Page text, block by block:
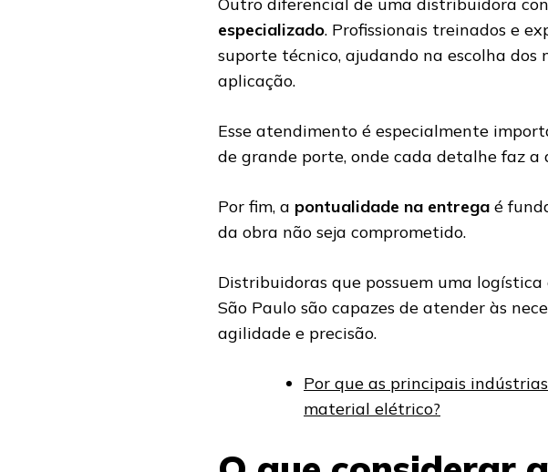
Outro diferencial de uma distribuidora
especializado. Profissionais treinados e
suporte técnico, ajudando na escolha
aplicação.
Esse atendimento é especialmente
de grande porte, onde cada detalhe faz a
Por fim, a pontualidade na entrega é
da obra não seja comprometido.
Distribuidoras que possuem uma
São Paulo são capazes de atender às
agilidade e precisão.
Por que as principais
material elétrico?